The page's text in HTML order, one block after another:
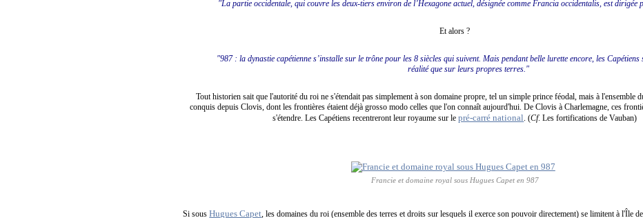
"La partie occidentale, qui couvre les deux-tiers environ de l’Hexagone actuel, désignée comme Francia occidentalis, est dirigée
Et alors ?
"987 : la dynastie capétienne s’installe sur le trône pour les 8 siècles qui suivent. Mais pendant belle lurette encore, les Capétiens
réalité que sur leurs propres terres."
Tout historien sait que l'autorité du roi ne s'étendait pas simplement à son domaine propre, tel un simple prince féodal, mais à l'ensemble
conquis depuis Clovis, dont les frontières étaient déjà grosso modo celles que l'on connaît aujourd'hui. De Clovis à Charlemagne, ces
s'étendre. Les Capétiens recentreront leur royaume sur lepré-carré national . (Cf. Les fortifications de Vauban)
Francie et domaine royal sous Hugues Capet en 987
Si sousHugues Capet , les domaines du roi (ensemble des terres et droits sur lesquels il exerce son pouvoir directement) se limitent à l'Île